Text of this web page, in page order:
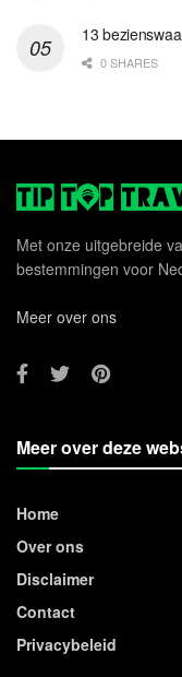
13
0 SHARES
Met onze uitgebreide
bestemmingen voor
Meer over ons
Meer over deze
Home
Over ons
Disclaimer
Contact
Privacybeleid